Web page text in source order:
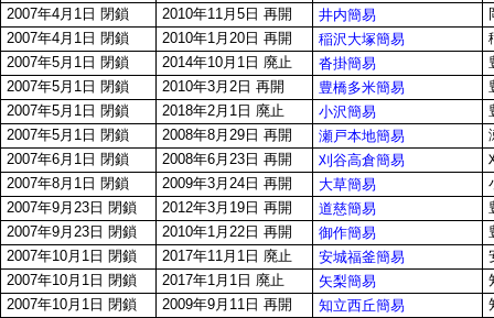
2007年4月1日 閉鎖
2010年11月5日 再開 井内簡易
2007年4月1日 閉鎖
2010年1月20日 再開 稲沢大塚簡易
2007年5月1日 閉鎖
2014年10月1日 廃止 沓掛簡易
2007年5月1日 閉鎖
2010年3月2日 再開 豊橋多米簡易
2007年5月1日 閉鎖
2018年2月1日 廃止 小沢簡易
2007年5月1日 閉鎖
2008年8月29日 再開 瀬戸本地簡易
2007年6月1日 閉鎖
2008年6月23日 再開 刈谷高倉簡易
2007年8月1日 閉鎖
2009年3月24日 再開 大草簡易
2007年9月23日 閉鎖
2012年3月19日 再開 道慈簡易
2007年9月23日 閉鎖
2010年1月22日 再開 御作簡易
2007年10月1日 閉鎖
2017年11月1日 廃止 安城福釜簡易
2007年10月1日 閉鎖
2017年1月1日 廃止 矢梨簡易
2007年10月1日 閉鎖
2009年9月11日 再開 知立西丘簡易